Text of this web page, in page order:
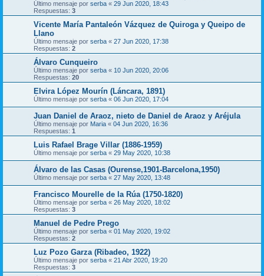
Último mensaje por serba « 29 Jun 2020, 18:43
Respuestas: 3
Vicente María Pantaleón Vázquez de Quiroga y Queipo de
Llano
Último mensaje por serba « 27 Jun 2020, 17:38
Respuestas: 2
Álvaro Cunqueiro
Último mensaje por serba « 10 Jun 2020, 20:06
Respuestas: 20
Elvira López Mourín (Láncara, 1891)
Último mensaje por serba « 06 Jun 2020, 17:04
Juan Daniel de Araoz, nieto de Daniel de Araoz y Aréjula
Último mensaje por Maria « 04 Jun 2020, 16:36
Respuestas: 1
Luis Rafael Brage Villar (1886-1959)
Último mensaje por serba « 29 May 2020, 10:38
Álvaro de las Casas (Ourense,1901-Barcelona,1950)
Último mensaje por serba « 27 May 2020, 13:48
Francisco Mourelle de la Rúa (1750-1820)
Último mensaje por serba « 26 May 2020, 18:02
Respuestas: 3
Manuel de Pedre Prego
Último mensaje por serba « 01 May 2020, 19:02
Respuestas: 2
Luz Pozo Garza (Ribadeo, 1922)
Último mensaje por serba « 21 Abr 2020, 19:20
Respuestas: 3